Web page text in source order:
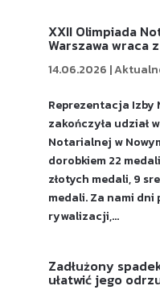
XXII Olimpiada
Warszawa wraca
14.06.2026 |
Reprezentacja Izby
zakończyła udział
Notarialnej w
dorobkiem 22
złotych medali, 9
medali. Za nami dni
rywalizacji,...
Zadłużony
ułatwić jego